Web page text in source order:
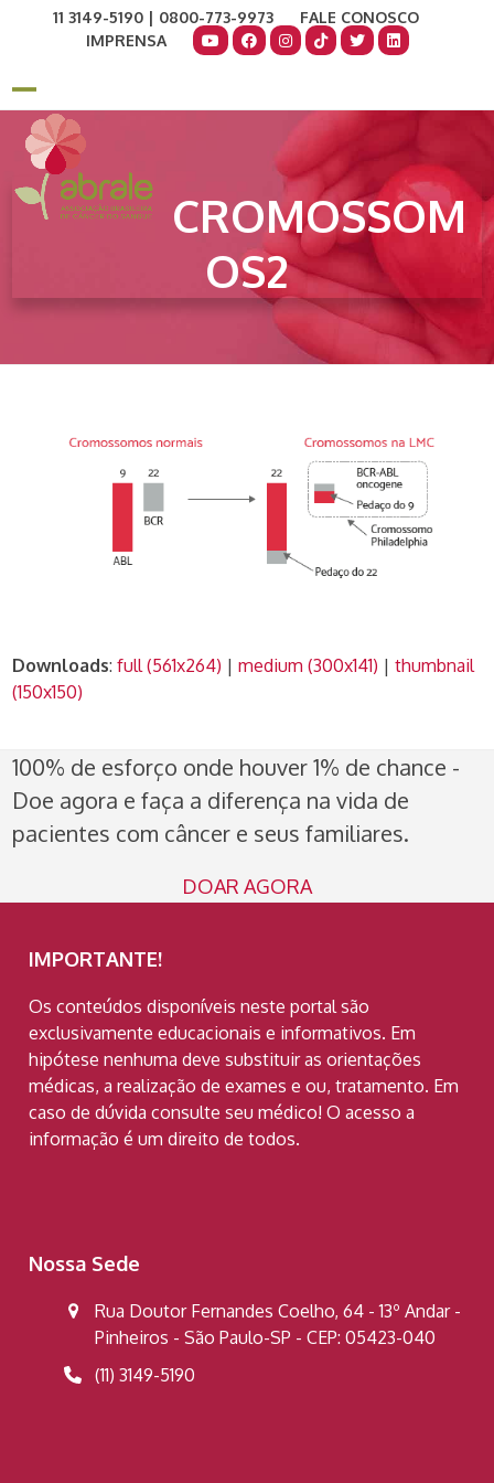
11 3149-5190 | 0800-773-9973
FALE CONOSCO
IMPRENSA
Open
mobile
menu
Close
mobile
menu
CROMOSSOM
OS2
Downloads:full (561x264) |medium (300x141) |thumbnail
(150x150)
100% de esforço onde houver 1% de chance -
Doe agora e faça a diferença na vida de
pacientes com câncer e seus familiares.
DOAR AGORA
IMPORTANTE!
Os conteúdos disponíveis neste portal são
exclusivamente educacionais e informativos. Em
hipótese nenhuma deve substituir as orientações
médicas, a realização de exames e ou, tratamento. Em
caso de dúvida consulte seu médico! O acesso a
informação é um direito de todos.
Nossa Sede
Rua Doutor Fernandes Coelho, 64 - 13º Andar -
Pinheiros - São Paulo-SP - CEP: 05423-040
(11) 3149-5190